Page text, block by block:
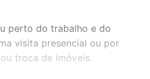
perto do trabalho e do
visita presencial ou por
troca de imóveis.